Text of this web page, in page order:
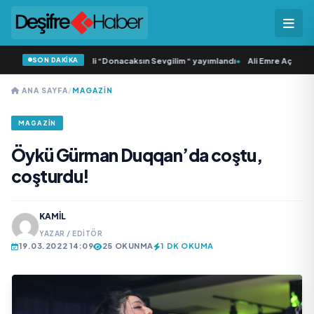
SON DAKİKA
‘dan İkinci Tekli “Donacaksın Sevgilim “ yayımlandı• Ali Emre Açıkgöz
ANA SAYFA/MAGAZIN
MAGAZIN
Öykü Gürman Duqqan’da coştu,
coşturdu!
KAMIL
YAZAR / EDITÖR
19.03.2022 14:09 25 OKUNMA 1 DK OKUMA